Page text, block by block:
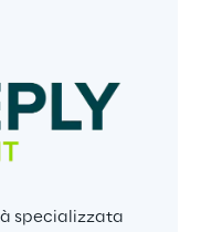
specializzata